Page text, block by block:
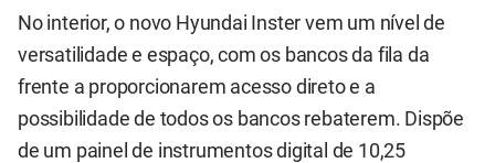
No interior, o novo Hyundai Inster vem um nível de
versatilidade e espaço, com os bancos da fila da
frente a proporcionarem acesso direto e a
possibilidade de todos os bancos rebaterem. Dispõe
de um painel de instrumentos digital de 10,25